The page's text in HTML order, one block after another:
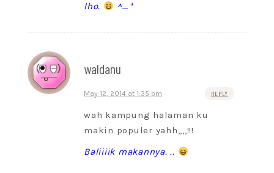
lho.
^_*
waldanu
May 12, 2014 at 1:35 pm REPLY
wah kampung halaman ku
makin populer yahh,,,,!!!
Baliiiik makannya. ..